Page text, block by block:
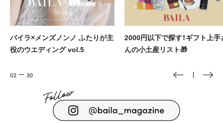
ふたりが主
2000円以下で探す！ギフト上手さ
んの小土産リスト🎁
MISAMOが登場
ブランドビジョ
02 30